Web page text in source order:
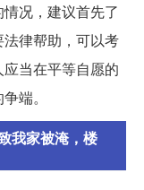
况，建议首先了
律帮助，可以考
当在平等自愿的
端。
我家被淹，楼